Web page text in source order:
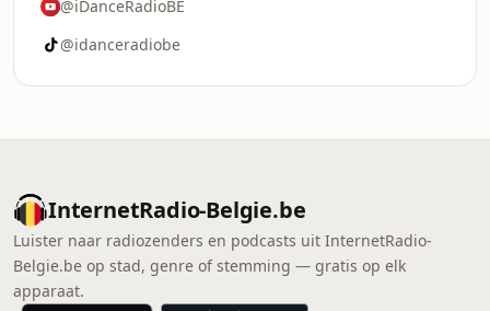
@iDanceRadioBE
@idanceradiobe
InternetRadio-Belgie.be
Luister naar radiozenders en podcasts uit InternetRadio-
Belgie.be op stad, genre of stemming — gratis op elk
apparaat.